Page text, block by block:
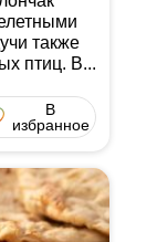
также
птиц. В...
В
избранное